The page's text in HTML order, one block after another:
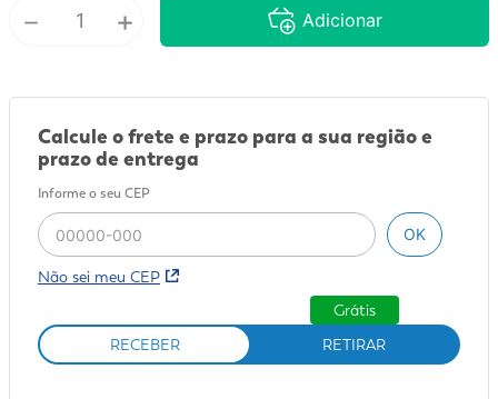
－ + Adicionar
Calcule o frete e prazo para a sua região e
prazo de entrega
Informe o seu CEP
OK
Não sei meu CEP
RECEBER RETIRAR
Grátis
9º